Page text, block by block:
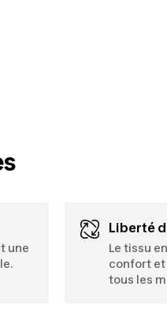
une
Liberté
Le tissu
confort et
tous les